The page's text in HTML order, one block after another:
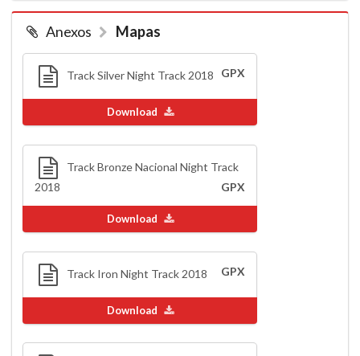
Anexos Mapas
Track Silver Night Track 2018 GPX
Download
Track Bronze Nacional Night Track
2018
GPX
Download
Track Iron Night Track 2018 GPX
Download